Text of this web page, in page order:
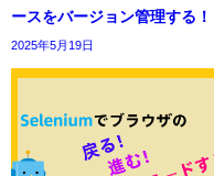
ースをバージョン管理する！
2025年5月19日